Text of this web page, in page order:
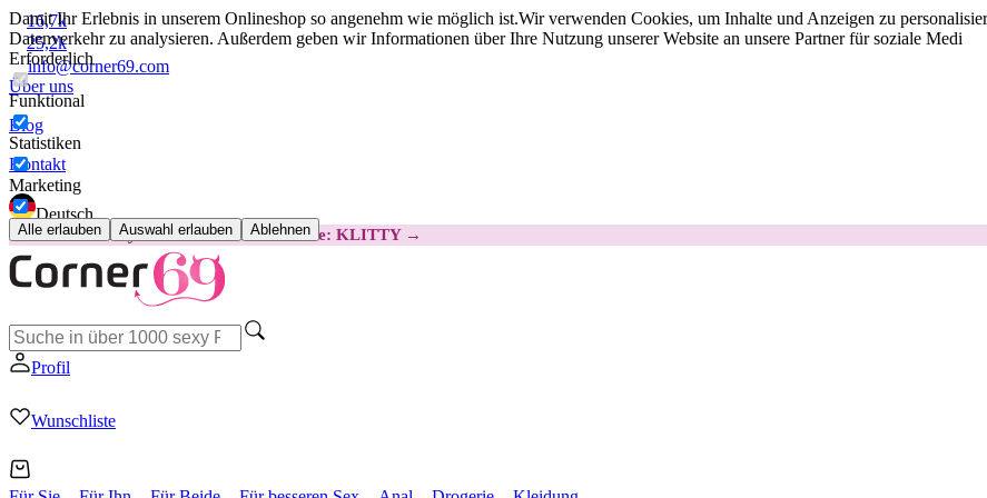
Damit Ihr Erlebnis in unserem Onlineshop so angenehm wie möglich ist.Wir verwenden Cookies, um Inhalte und Anzeigen zu
Datenverkehr zu analysieren. Außerdem geben wir Informationen über Ihre Nutzung unserer Website an unsere Partner für soziale Medi
Erforderlich
Funktional
Statistiken
Marketing
Alle erlauben Auswahl erlauben Ablehnen
16,7k
25,2k
info@corner69.com
Über uns
Blog
Kontakt
Deutsch
😽Svakom Klitty: 15 € GÜNSTIGERCode: KLITTY →
Profil
Wunschliste